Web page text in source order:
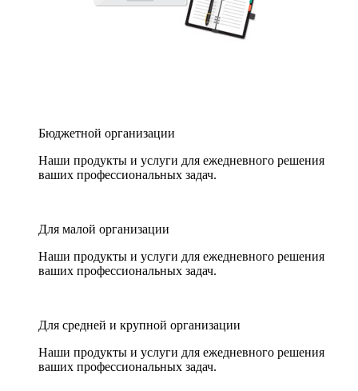
Бюджетной организации
Наши продукты и услуги для ежедневного решения
ваших профессиональных задач.
Для малой организации
Наши продукты и услуги для ежедневного решения
ваших профессиональных задач.
Для средней и крупной организации
Наши продукты и услуги для ежедневного решения
ваших профессиональных задач.